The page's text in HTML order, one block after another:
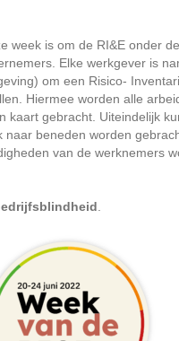
week is om de RI&E onder
Elke werkgever is
om een Risico-
Hiermee worden alle
kaart gebracht. Uiteindelijk
naar beneden worden
van de werknemers
.